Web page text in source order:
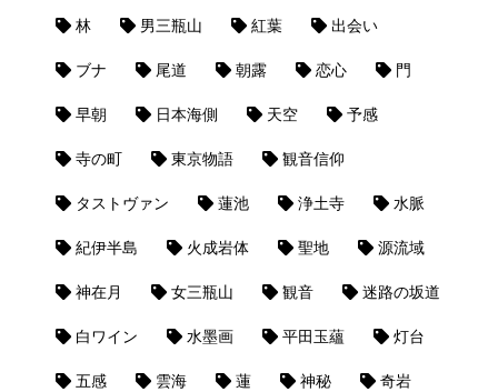
林 男三瓶山 紅葉 出会い
ブナ 尾道 朝露 恋心 門
早朝 日本海側 天空 予感
寺の町 東京物語 観音信仰
タストヴァン 蓮池 浄土寺 水脈
紀伊半島 火成岩体 聖地 源流域
神在月 女三瓶山 観音 迷路の坂道
白ワイン 水墨画 平田玉蘊 灯台
五感 雲海 蓮 神秘 奇岩